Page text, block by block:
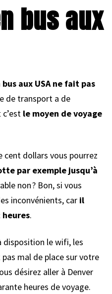
bus aux
aux USA ne fait pas
de transport a de
le moyen de voyage
cent dollars vous pourrez
par exemple jusqu’à
non ? Bon, si vous
inconvénients, car il
.
disposition le wifi, les
mal de place sur votre
désirez aller à Denver
heures de voyage.